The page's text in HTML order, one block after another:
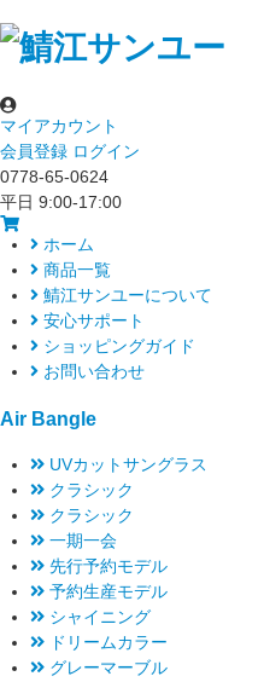
マイアカウント
会員登録 ログイン
0778-65-0624
平日 9:00-17:00
ホーム
商品一覧
鯖江サンユーについて
安心サポート
ショッピングガイド
お問い合わせ
Air Bangle
UVカットサングラス
クラシック
クラシック
一期一会
先行予約モデル
予約生産モデル
シャイニング
ドリームカラー
グレーマーブル